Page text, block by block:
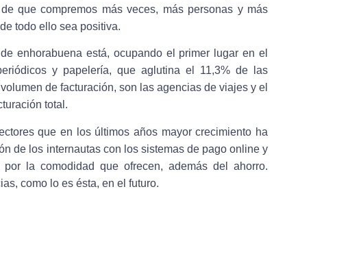
que compremos más veces, más personas y más
todo ello sea positiva.
enhorabuena está, ocupando el primer lugar en el
y papelería, que aglutina el 11,3% de las
de facturación, son las agencias de viajes y el
total.
que en los últimos años mayor crecimiento ha
de los internautas con los sistemas de pago online y
la comodidad que ofrecen, además del ahorro.
como lo es ésta, en el futuro.